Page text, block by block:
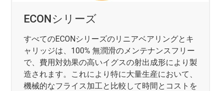
ECONシリーズ
すべてのECONシリーズのリニアベアリングとキ
ャリッジは、100% 無潤滑のメンテナンスフリー
で、費用対効果の高いイグスの射出成形により製
造されます。これにより特に大量生産において、
機械的なフライス加工と比較して時間とコストを